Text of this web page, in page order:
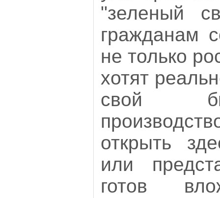
"зеленый
гражданам
не только
хотят
свой
открыть
или
готов